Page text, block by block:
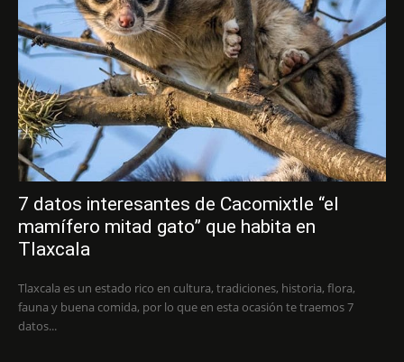
7 datos interesantes de Cacomixtle “el
mamífero mitad gato” que habita en
Tlaxcala
Tlaxcala es un estado rico en cultura, tradiciones, historia, flora,
fauna y buena comida, por lo que en esta ocasión te traemos 7
datos...